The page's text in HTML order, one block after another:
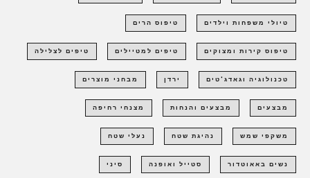
טיולי משפחות וילדים טיפוס הרים
טיפוס קירות ומצוקים טיפים למטיילים טיפים לצלילה
טכנולוגיה וגאדג'טים ירדן מבחני מוצרים
מבצעים מבצעים והנחות מצנחי רחיפה
משקפי שמש נהיגת שטח נעלי שטח
נשים באאוטדור סטייל ואופנה סיני